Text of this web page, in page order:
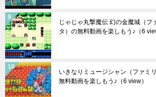
じゃじゃ丸撃魔伝 幻の金魔城（フ
タ）の無料動画を楽しもう♪ （6
いきなりミュージシャン（ファミ
無料動画を楽しもう♪ （6 view）